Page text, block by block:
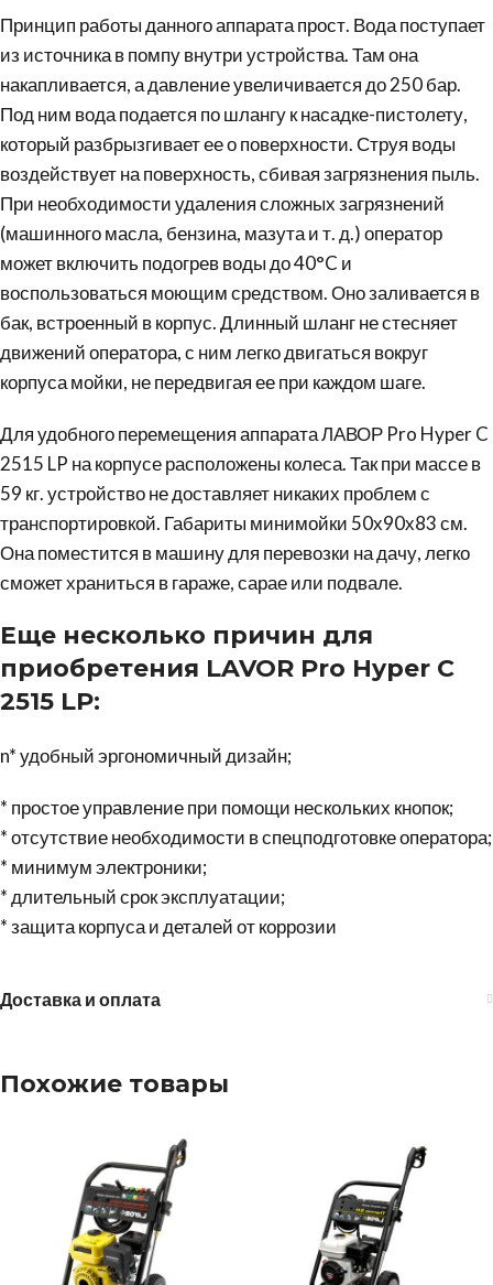
Принцип работы данного аппарата прост. Вода поступает
из источника в помпу внутри устройства. Там она
накапливается, а давление увеличивается до 250 бар.
Под ним вода подается по шлангу к насадке-пистолету,
который разбрызгивает ее о поверхности. Струя воды
воздействует на поверхность, сбиваязагрязнения пыль.
При необходимости удаления сложных загрязнений
(машинного масла, бензина, мазута и т. д.) оператор
может включить подогрев воды до 40°C и
воспользоваться моющим средством. Оно заливается в
бак, встроенный в корпус. Длинный шланг не стесняет
движений оператора, с ним легко двигаться вокруг
корпуса мойки, не передвигая ее при каждом шаге.
Для удобного перемещения аппарата ЛАВОР Pro Hyper C
2515 LP на корпусе расположены колеса. Так при массе в
59 кг. устройство не доставляет никаких проблем с
транспортировкой. Габариты минимойки 50х90х83 см.
Она поместится в машину для перевозки на дачу, легко
сможет храниться в гараже, сарае или подвале.
Еще несколько причин для
приобретения LAVOR Pro Hyper C
2515 LP:
n* удобный эргономичный дизайн;
* простое управление при помощи нескольких кнопок;
* отсутствие необходимости в спецподготовке оператора;
* минимум электроники;
* длительный срок эксплуатации;
* защита корпуса и деталей от коррозии
Доставка и оплата
Похожие товары